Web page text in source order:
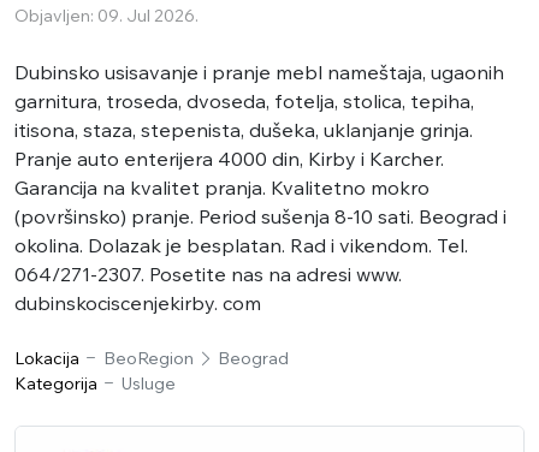
Objavljen: 09. Jul 2026.
Dubinsko usisavanje i pranje mebl nameštaja, ugaonih
garnitura, troseda, dvoseda, fotelja, stolica, tepiha,
itisona, staza, stepenista, dušeka, uklanjanje grinja.
Pranje auto enterijera 4000 din, Kirby i Karcher.
Garancija na kvalitet pranja. Kvalitetno mokro
(površinsko) pranje. Period sušenja 8-10 sati. Beograd i
okolina. Dolazak je besplatan. Rad i vikendom. Tel.
064/271-2307. Posetite nas na adresi www.
dubinskociscenjekirby. com
Lokacija BeoRegion
Beograd
Kategorija
Usluge